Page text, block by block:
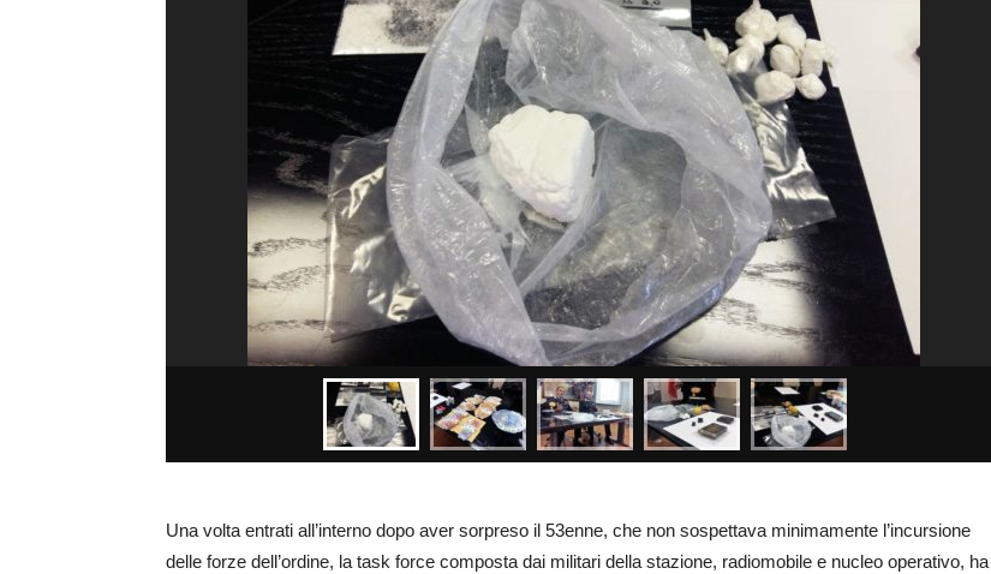
Una volta entrati all’interno dopo aver sorpreso il 53enne, che non sospettava minimamente l’incursione
delle forze dell’ordine, la task force composta dai militari della stazione, radiomobile e nucleo operativo, ha